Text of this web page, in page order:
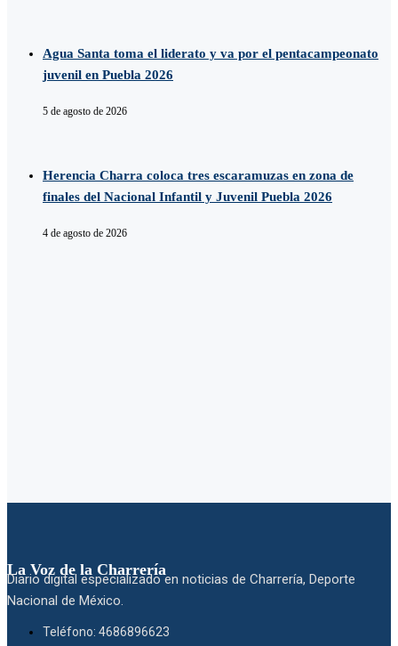
Agua Santa toma el liderato y va por el pentacampeonato
juvenil en Puebla 2026
5 de agosto de 2026
Herencia Charra coloca tres escaramuzas en zona de
finales del Nacional Infantil y Juvenil Puebla 2026
4 de agosto de 2026
La Voz de la Charrería
Diario digital especializado en noticias de Charrería, Deporte
Nacional de México.
Teléfono: 4686896623